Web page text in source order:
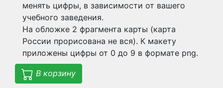
менять цифры, в зависимости от вашего
учебного заведения.
На обложке 2 фрагмента карты (карта
России прорисована не вся). К макету
приложены цифры от 0 до 9 в формате png.
В корзину